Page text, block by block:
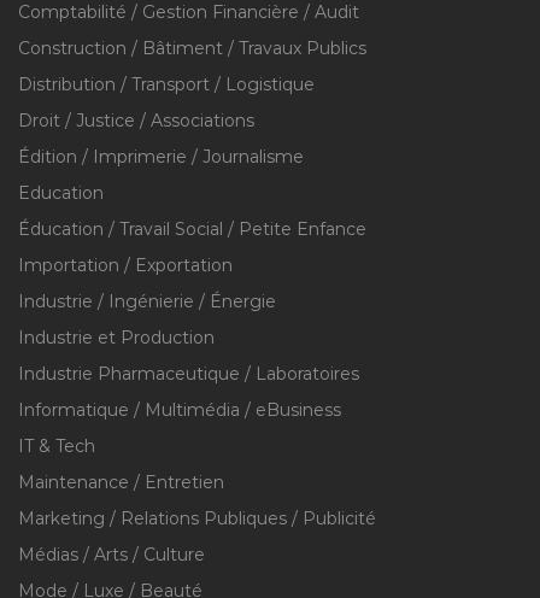
Comptabilité / Gestion Financière / Audit
Construction / Bâtiment / Travaux Publics
Distribution / Transport / Logistique
Droit / Justice / Associations
Édition / Imprimerie / Journalisme
Education
Éducation / Travail Social / Petite Enfance
Importation / Exportation
Industrie / Ingénierie / Énergie
Industrie et Production
Industrie Pharmaceutique / Laboratoires
Informatique / Multimédia / eBusiness
IT & Tech
Maintenance / Entretien
Marketing / Relations Publiques / Publicité
Médias / Arts / Culture
Mode / Luxe / Beauté